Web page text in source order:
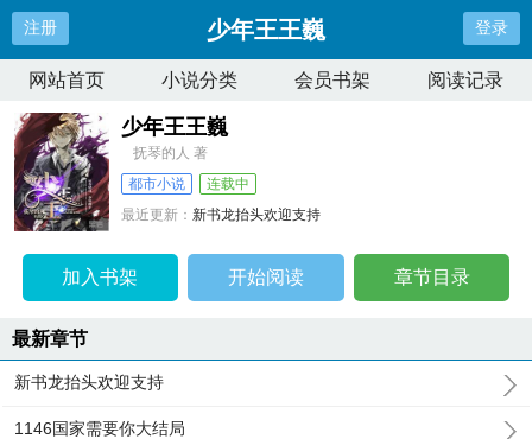
注册 少年王王巍 登录
网站首页 小说分类 会员书架 阅读记录
少年王王巍
抚琴的人 著
都市小说
连载中
最近更新：新书龙抬头欢迎支持
加入书架 开始阅读 章节目录
最新章节
新书龙抬头欢迎支持
1146国家需要你大结局